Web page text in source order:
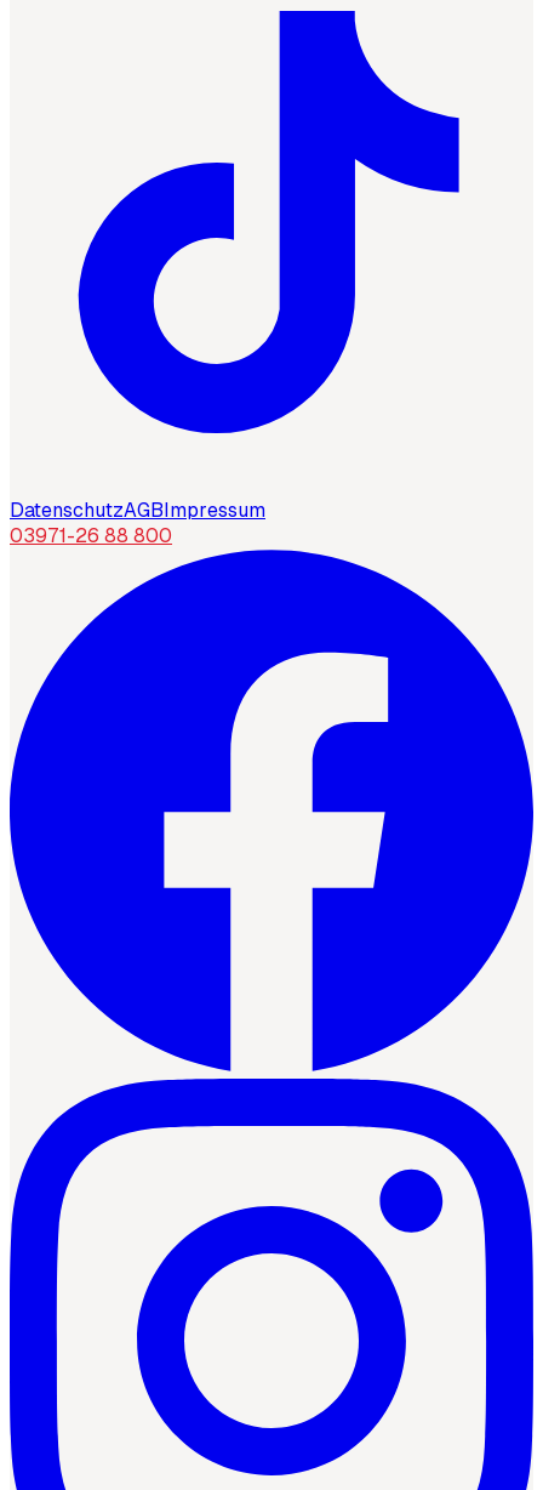
DatenschutzAGBImpressum
03971-26 88 800